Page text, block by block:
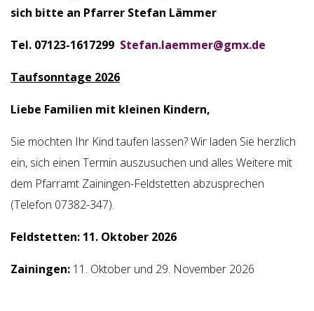
sich bitte an Pfarrer Stefan Lämmer
Tel. 07123-1617299 Stefan.laemmer@gmx.de
Taufsonntage 2026
Liebe Familien mit kleinen Kindern,
Sie möchten Ihr Kind taufen lassen? Wir laden Sie herzlich
ein, sich einen Termin auszusuchen und alles Weitere mit
dem Pfarramt Zainingen-Feldstetten abzusprechen
(Telefon 07382-347).
Feldstetten: 11. Oktober 2026
Zainingen: 11. Oktober und 29. November 2026